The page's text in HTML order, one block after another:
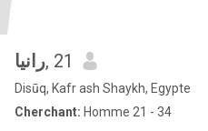
رانيا, 21
Disūq, Kafr ash Shaykh, Egypte
Cherchant: Homme 21 - 34